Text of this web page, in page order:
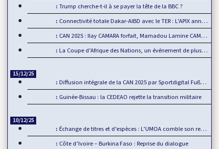
Trump cherche-t-il à se payer la tête de la BBC ?
Connectivité totale Dakar-AIBD avec le TER : L’APIX annonce…
CAN 2025 : Ilay CAMARA forfait, Mamadou Lamine CAMARA…
La Coupe d’Afrique des Nations, un événement de plus en plus…
15/12/25
Diffusion intégrale de la CAN 2025 par Sportdigital Fußball, le…
Guinée-Bissau : la CEDEAO rejette la transition militaire
10/12/25
Échange de titres et d’espèces : L’UMOA comble son retard
Côte d’Ivoire – Burkina Faso : Reprise du dialogue